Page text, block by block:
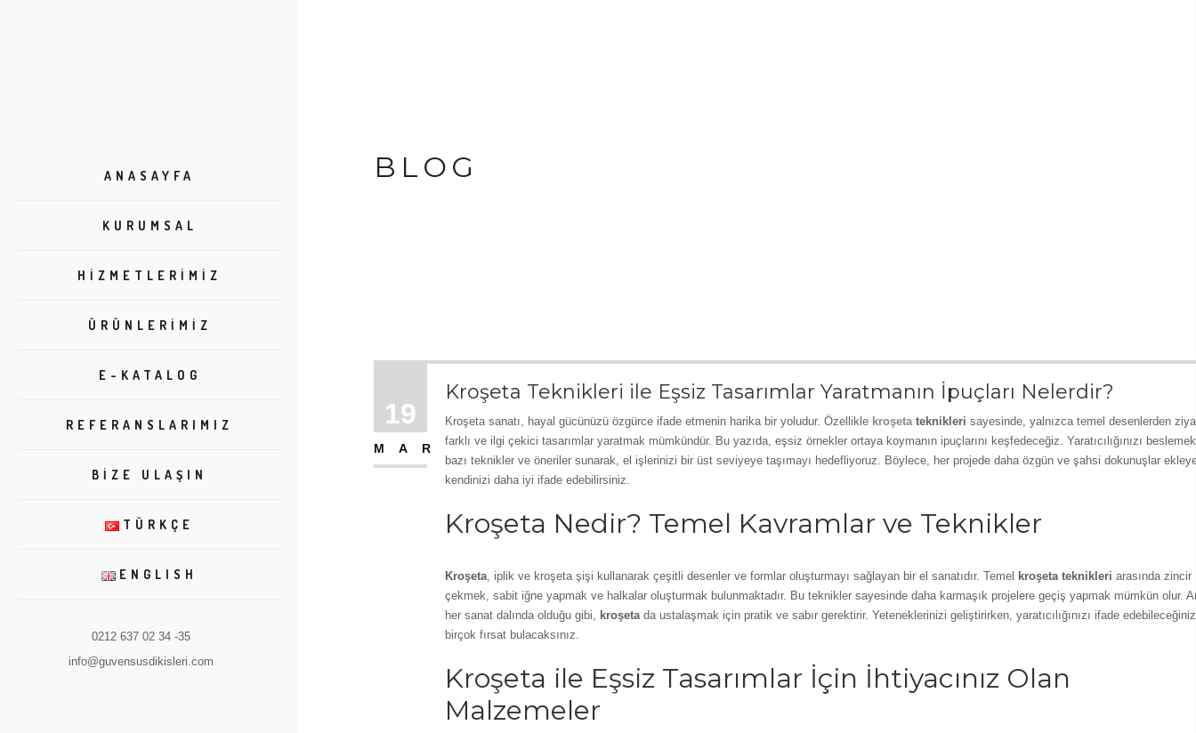
ANASAYFA
KURUMSAL
HIZMETLERIMIZ
ÜRÜNLERIMIZ
E-KATALOG
REFERANSLARIMIZ
BIZE ULAŞIN
TÜRKÇE
ENGLISH
0212 637 02 34 -35
info@guvensusdikisleri.com
BLOG
19
MAR
Kroşeta Teknikleri ile Eşsiz Tasarımlar Yaratmanın İpuçları Nelerdir?
Kroşeta sanatı, hayal gücünüzü özgürce ifade etmenin harika bir yoludur. Özellikle kroşetateknikleri sayesinde, yalnızca temel desenlerden
farklı ve ilgi çekici tasarımlar yaratmak mümkündür. Bu yazıda, eşsiz örnekler ortaya koymanın ipuçlarını keşfedeceğiz. Yaratıcılığınızı
bazı teknikler ve öneriler sunarak, el işlerinizi bir üst seviyeye taşımayı hedefliyoruz. Böylece, her projede daha özgün ve şahsi dokunuşlar
kendinizi daha iyi ifade edebilirsiniz.
Kroşeta Nedir? Temel Kavramlar ve Teknikler
Kroşeta, iplik ve kroşeta şişi kullanarak çeşitli desenler ve formlar oluşturmayı sağlayan bir el sanatıdır. Temel kroşeta teknikleri arasında zincir
çekmek, sabit iğne yapmak ve halkalar oluşturmak bulunmaktadır. Bu teknikler sayesinde daha karmaşık projelere geçiş yapmak mümkün olur.
her sanat dalında olduğu gibi, kroşetada ustalaşmak için pratik ve sabır gerektirir. Yeteneklerinizi geliştirirken, yaratıcılığınızı ifade edebileceğiniz
birçok fırsat bulacaksınız.
Kroşeta ile Eşsiz Tasarımlar İçin İhtiyacınız Olan
Malzemeler